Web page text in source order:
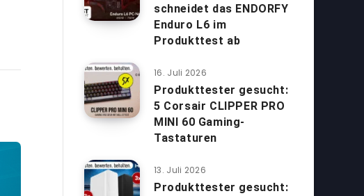
schneidet das ENDORFY
Enduro L6 im
Produkttest ab
16. Juli 2026
Produkttester gesucht:
5 Corsair CLIPPER PRO
MINI 60 Gaming-
Tastaturen
13. Juli 2026
Produkttester gesucht: